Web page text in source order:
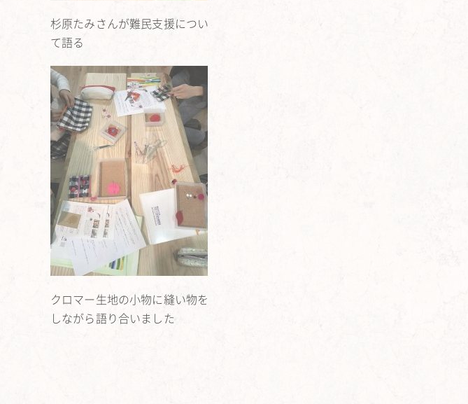
杉原たみさんが難民支援につい
て語る
クロマー生地の小物に縫い物を
しながら語り合いました